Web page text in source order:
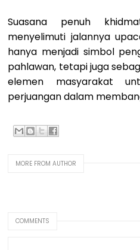
Suasana penuh
menyelimuti jalannya
hanya menjadi simbol
pahlawan, tetapi juga
elemen masyarakat
perjuangan dalam
MORE FROM AUTHOR
COMMENTS